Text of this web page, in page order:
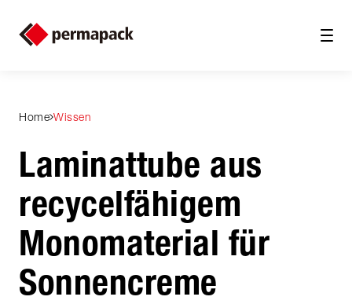
Home Wissen
Laminattube aus
recycelfähigem
Monomaterial für
Sonnen­creme